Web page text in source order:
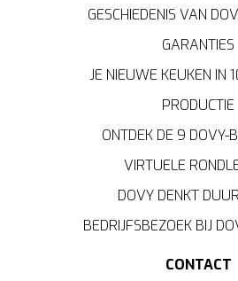
GESCHIEDENIS VAN
GARANTIES
JE NIEUWE KEUKEN IN
PRODUCTIE
ONTDEK DE 9 DOVY-
VIRTUELE
DOVY DENKT
BEDRIJFSBEZOEK BIJ
CONTACT